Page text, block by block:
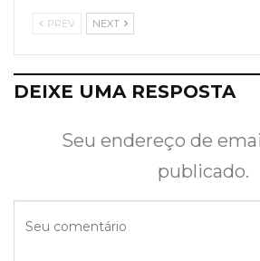
PREV NEXT
DEIXE UMA RESPOSTA
Seu endereço de
publicado.